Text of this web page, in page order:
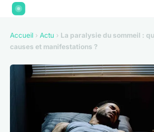
Accueil › Actu › La paralysie du sommeil :
causes et manifestations ?